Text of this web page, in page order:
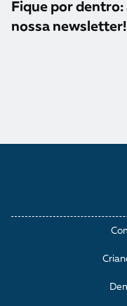
Fique por dentro:
nossa newsletter!